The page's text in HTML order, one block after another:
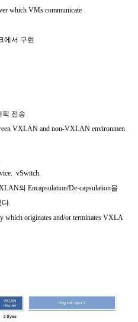
which VMs communicate
에서 구현
픽 전송
VXLAN and non-VXLAN environmen
vSwitch.
의 Encapsulation/De-capsulation을
다.
which originates and/or terminates VXLA